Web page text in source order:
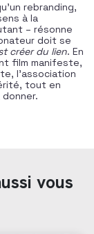
rebranding,
à la
– résonne
doit se
créer du lien. En
film manifeste,
l’association
tout en
vous